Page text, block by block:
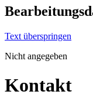
Text überspringen
Nicht angegeben
Kontakt